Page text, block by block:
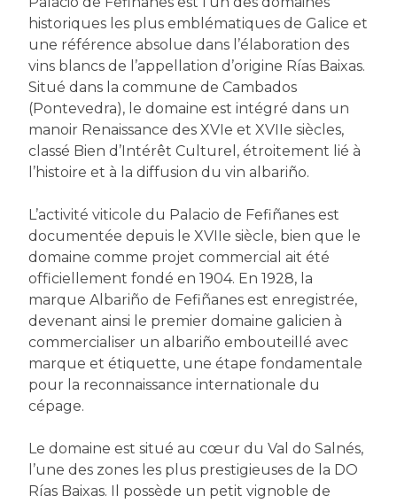
historiques les plus emblématiques de Galice et
une référence absolue dans l’élaboration des
vins blancs de l’appellation d’origine Rías Baixas.
Situé dans la commune de Cambados
(Pontevedra), le domaine est intégré dans un
manoir Renaissance des XVIe et XVIIe siècles,
classé Bien d’Intérêt Culturel, étroitement lié à
l’histoire et à la diffusion du vin albariño.
L’activité viticole du Palacio de Fefiñanes est
documentée depuis le XVIIe siècle, bien que le
domaine comme projet commercial ait été
officiellement fondé en 1904. En 1928, la
marque Albariño de Fefiñanes est enregistrée,
devenant ainsi le premier domaine galicien à
commercialiser un albariño embouteillé avec
marque et étiquette, une étape fondamentale
pour la reconnaissance internationale du
cépage.
Le domaine est situé au cœur du Val do Salnés,
l’une des zones les plus prestigieuses de la DO
Rías Baixas. Il possède un petit vignoble de